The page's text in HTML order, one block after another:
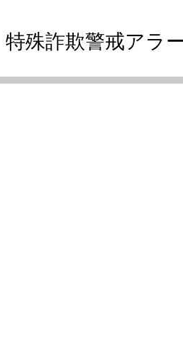
殊詐欺警戒アラ